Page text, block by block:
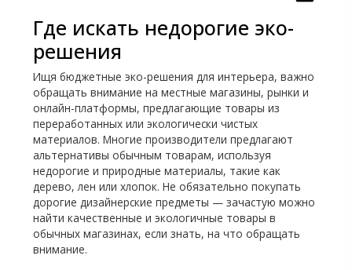
Где искать недорогие эко-
решения
Ищя бюджетные эко-решения для интерьера, важно
обращать внимание на местные магазины, рынки и
онлайн-платформы, предлагающие товары из
переработанных или экологически чистых
материалов. Многие производители предлагают
альтернативы обычным товарам, используя
недорогие и природные материалы, такие как
дерево, лен или хлопок. Не обязательно покупать
дорогие дизайнерские предметы — зачастую можно
найти качественные и экологичные товары в
обычных магазинах, если знать, на что обращать
внимание.